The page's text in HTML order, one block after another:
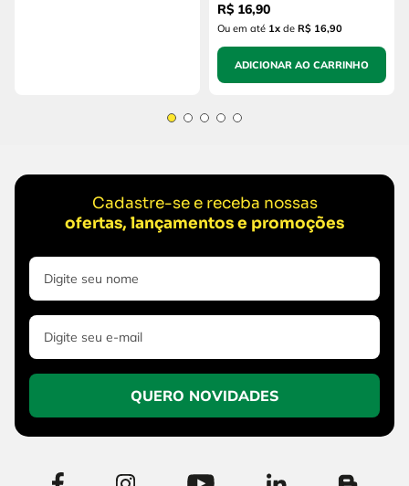
R$ 16,90
Ou em até 1x de R$ 16,90
ADICIONAR AO CARRINHO
Cadastre-se e receba nossas
ofertas, lançamentos e promoções
QUERO NOVIDADES